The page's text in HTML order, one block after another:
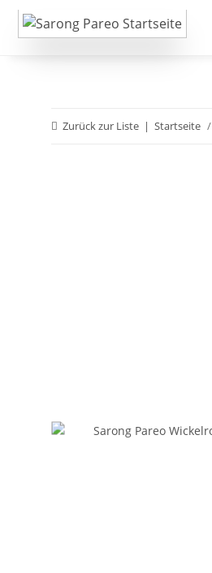
Zurück zur Liste Startseite